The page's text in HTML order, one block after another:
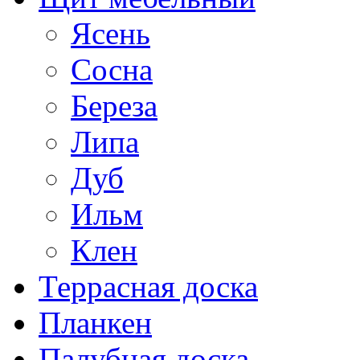
Ясень
Сосна
Береза
Липа
Дуб
Ильм
Клен
Террасная доска
Планкен